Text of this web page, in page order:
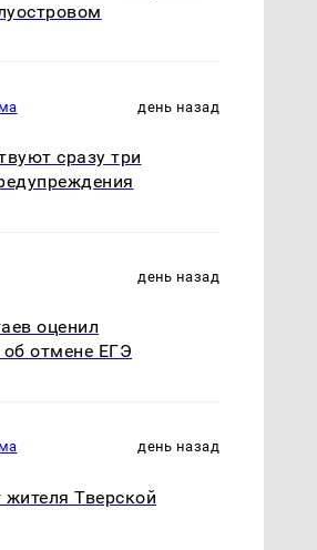
день назад
сразу три
день назад
оценил
об отмене ЕГЭ
день назад
Тверской